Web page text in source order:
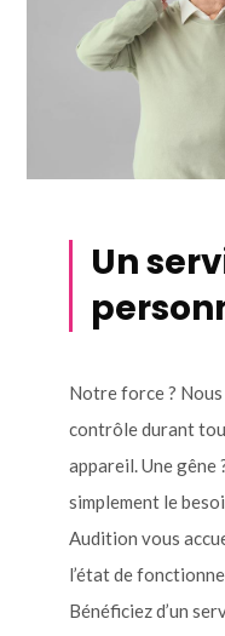
Un
Notre force ?
contrôle durant
appareil. Une gêne
simplement le
Audition vous
l’état de
Bénéficiez d’un